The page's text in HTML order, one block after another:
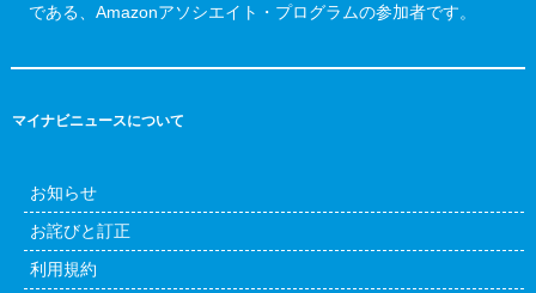
である、Amazonアソシエイト・プログラムの参加者です。
マイナビニュースについて
お知らせ
お詫びと訂正
利用規約